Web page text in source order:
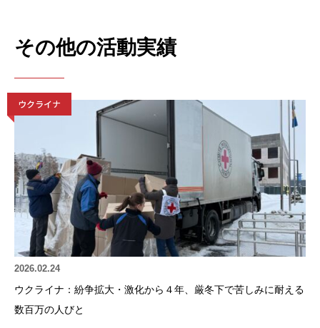
その他の活動実績
ウクライナ
2026.02.24
ウクライナ：紛争拡大・激化から４年、厳冬下で苦しみに耐える
数百万の人びと